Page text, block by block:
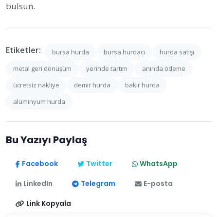
bulsun.
Etiketler: bursa hurda bursa hurdacı
hurda satışı
metal geri dönüşüm
yerinde tartım
anında ödeme
ücretsiz nakliye
demir hurda
bakır hurda
alüminyum hurda
Bu Yazıyı Paylaş
Facebook Twitter WhatsApp
LinkedIn Telegram E-posta
Link Kopyala